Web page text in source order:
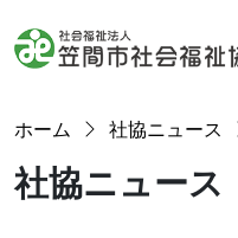
ホーム 社協ニュース
社協ニュース